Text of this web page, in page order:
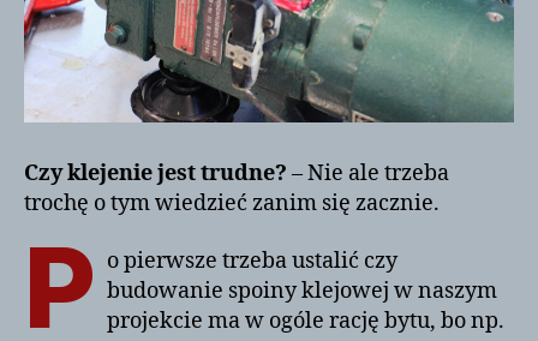
Czy klejenie jest trudne? – Nie ale trzeba
trochę o tym wiedzieć zanim się zacznie.
P o pierwsze trzeba ustalić czy
budowanie spoiny klejowej w naszym
projekcie ma w ogóle rację bytu, bo np.